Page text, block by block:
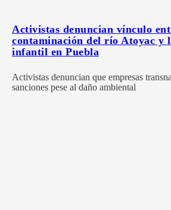
Activistas denuncian vínculo
contaminación del río Atoyac y
infantil en Puebla
Activistas denuncian que empresas
sanciones pese al daño ambiental